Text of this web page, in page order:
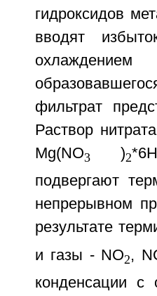
гидроксидов
вводят
фильтрат
Раствор
Mg(NO3 )2*6H
подвергают
непрерывном
результате
и газы - NO2,
конденсации с